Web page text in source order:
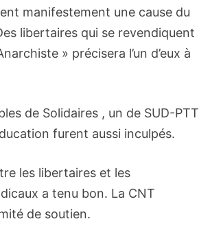
manifestement une cause du
libertaires qui se revendiquent
» précisera l’un d’eux à
de Solidaires , un de SUD-PTT
furent aussi inculpés.
les libertaires et les
a tenu bon. La CNT
de soutien.